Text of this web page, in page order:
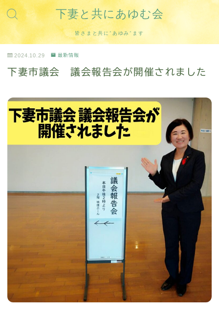
下妻と共にあゆむ会
皆さまと共に”あゆみ”ます
2024.10.29 最新情報
下妻市議会 議会報告会が開催されました